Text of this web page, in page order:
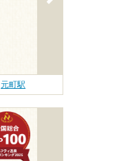
元町駅